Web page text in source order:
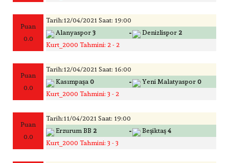
Puan
0.0
Tarih:12/04/2021 Saat: 19:00
Alanyaspor 3 - Denizlispor 2
Kurt_2000 Tahmini: 2 - 2
Puan
0.0
Tarih:12/04/2021 Saat: 16:00
Kasımpaşa 0 - Yeni Malatyaspor 0
Kurt_2000 Tahmini: 3 - 2
Puan
0.0
Tarih:11/04/2021 Saat: 19:00
Erzurum BB 2 - Beşiktaş 4
Kurt_2000 Tahmini: 3 - 3